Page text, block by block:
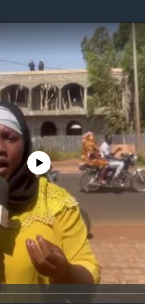
source currently available